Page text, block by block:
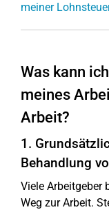
meiner
Was kann
meines
Arbeit?
1.
Behandlung
Viele Arbeitgeber
Weg zur Arbeit.